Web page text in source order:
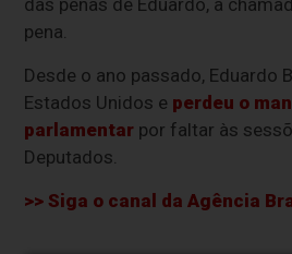
das penas de Eduardo, a
pena.
Desde o ano passado, Eduardo
Estados Unidos e perdeu o
parlamentar por faltar às
Deputados.
>> Siga o canal daAgência